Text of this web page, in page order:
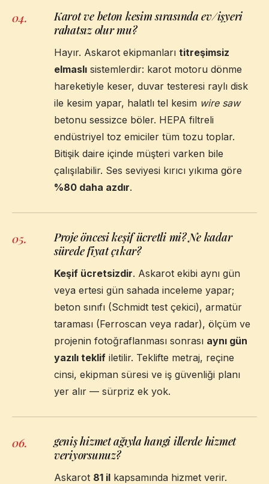
04.
Karot ve beton kesim sırasında ev/işyeri
rahatsız olur mu?
Hayır. Askarot ekipmanları titreşimsiz
elmaslı sistemlerdir: karot motoru dönme
hareketiyle keser, duvar testeresi raylı disk
ile kesim yapar, halatlı tel kesim wire saw
betonu sessizce böler. HEPA filtreli
endüstriyel toz emiciler tüm tozu toplar.
Bitişik daire içinde müşteri varken bile
çalışılabilir. Ses seviyesi kırıcı yıkıma göre
%80 daha azdır.
05.
Proje öncesi keşif ücretli mi? Ne kadar
sürede fiyat çıkar?
Keşif ücretsizdir. Askarot ekibi aynı gün
veya ertesi gün sahada inceleme yapar;
beton sınıfı (Schmidt test çekici), armatür
taraması (Ferroscan veya radar), ölçüm ve
projenin fotoğraflanması sonrası aynı gün
yazılı teklif iletilir. Teklifte metraj, reçine
cinsi, ekipman süresi ve iş güvenliği planı
yer alır — sürpriz ek yok.
06.
geniş hizmet ağıyla hangi illerde hizmet
veriyorsunuz?
Askarot 81 il kapsamında hizmet verir.